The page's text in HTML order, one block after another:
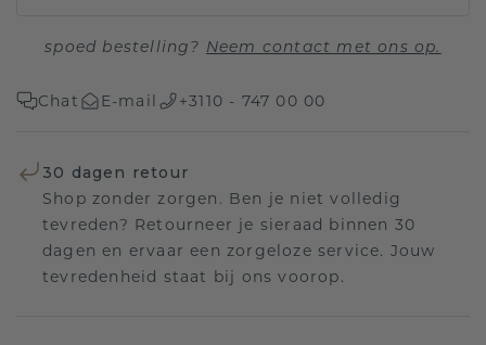
spoed bestelling? Neem contact met ons op.
Chat E-mail +3110 - 747 00 00
30 dagen retour
Shop zonder zorgen. Ben je niet volledig
tevreden? Retourneer je sieraad binnen 30
dagen en ervaar een zorgeloze service. Jouw
tevredenheid staat bij ons voorop.